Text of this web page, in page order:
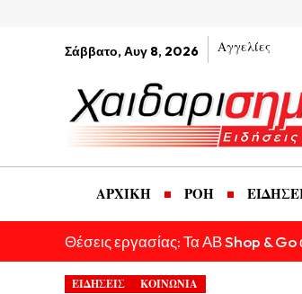
Σάββατο, Αυγ 8, 2026 Αγγελίες
ΑΡΧΙΚΗ ΡΟΗ
Θέσεις εργασίας: Τα ΑΒ Shop &
ΕΙΔΗΣΕΙΣ ΚΟΙΝΩΝΙΑ